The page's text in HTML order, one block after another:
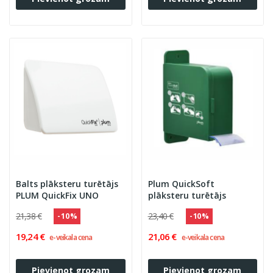
Balts plāksteru turētājs
PLUM QuickFix UNO
21,38 €
- 10 %
19,24 € e-veikala cena
Pievienot grozam
Plum QuickSoft
plāksteru turētājs
23,40 €
- 10 %
21,06 € e-veikala cena
Pievienot grozam